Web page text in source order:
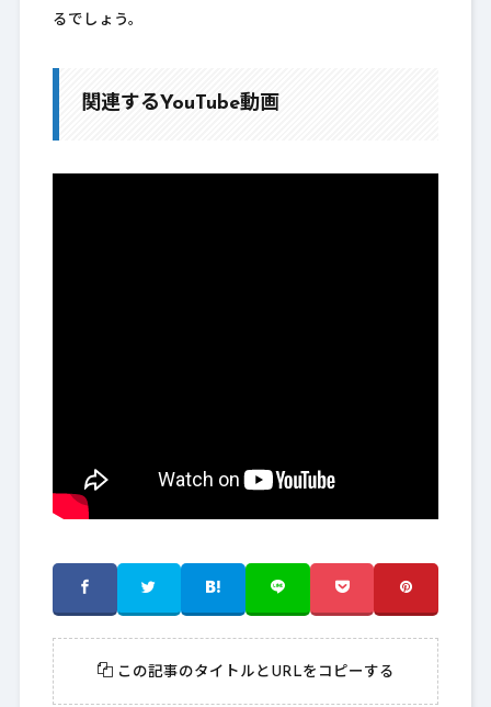
るでしょう。
関連するYouTube動画
この記事のタイトルとURLをコピーする